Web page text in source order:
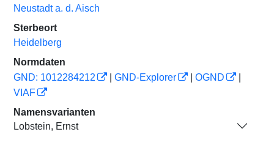
Neustadt a. d. Aisch
Sterbeort
Heidelberg
Normdaten
GND: 1012284212
GND-Explorer OGND
VIAF
Namensvarianten
Lobstein, Ernst